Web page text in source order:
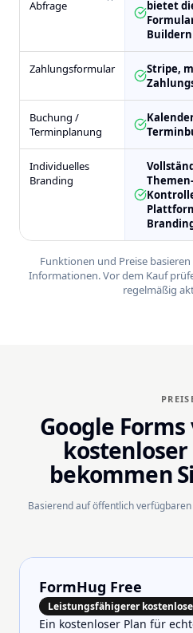
Abfrage
bietet
Buildern
Zahlungsformular
Stripe,
Buchung /
Terminplanung
Individuelles
Branding
Themen-
Funktionen und Preise
Informationen. Vor dem Kauf
regelmäßig
Google
kostenloser
bekommen
Basierend auf öffentlich
FormHug Free
Leistungsfähigerer
Ein kostenloser Plan für